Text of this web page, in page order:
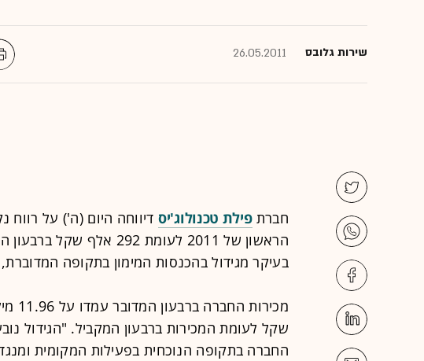
שירות גלובס 26.05.2011
חברתפילת טכנולוג'יס
הראשון של 2011 לעומת 292
בעיקר מגידול בהכנסות המימון בתקופה
שקל לעומת המכירות ברבעון המקביל. "הגידול
החברה בתקופה הנוכחית בפעילות המקומית